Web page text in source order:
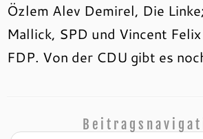
Özlem Alev Demirel, Die
Mallick, SPD und Vincent
FDP. Von der CDU gibt es